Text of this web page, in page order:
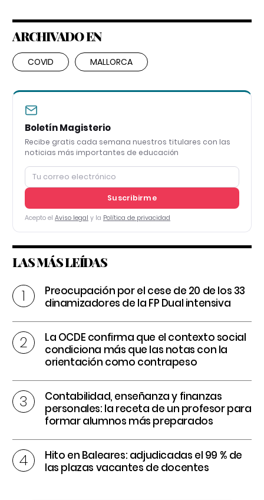
ARCHIVADO EN
COVID MALLORCA
Boletín Magisterio
Recibe gratis cada semana nuestros titulares con las
noticias más importantes de educación
Suscribirme
Acepto el Aviso legal y la Política de privacidad
LAS MÁS LEÍDAS
Preocupación por el cese de 20 de los 33
dinamizadores de la FP Dual intensiva
La OCDE confirma que el contexto social
condiciona más que las notas con la
orientación como contrapeso
Contabilidad, enseñanza y finanzas
personales: la receta de un profesor para
formar alumnos más preparados
Hito en Baleares: adjudicadas el 99 % de
las plazas vacantes de docentes